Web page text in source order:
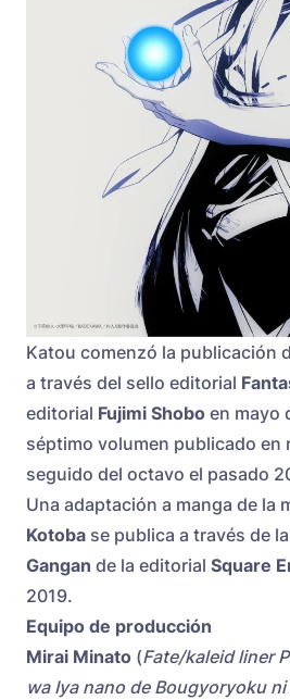
Katou comenzó la publicación
a través del sello editorial
editorial Fujimi Shobo en mayo
séptimo volumen publicado en
seguido del octavo el pasado
Una adaptación a manga de la
Kotoba se publica a través de
Gangan de la editorial Square
2019.
Equipo de producción
Mirai Minato (Fate/kaleid liner
wa Iya nano de Bougyoryoku